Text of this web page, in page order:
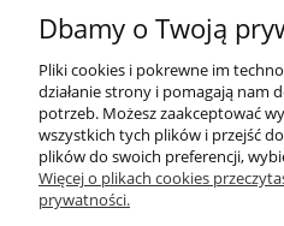
Dodatkowo mogą się
akcesoria do fotelika
akcesoria do wózka
Dbamy o Twoją
Pliki cookies i pokrewne im
działanie strony i pomagają nam
potrzeb. Możesz zaakceptować
wszystkich tych plików i przejść
plików do swoich preferencji,
Więcej o plikach cookies
prywatności.